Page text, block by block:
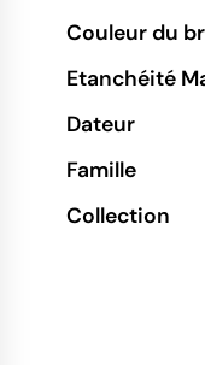
Couleur du
Etanchéité
Dateur
Famille
Collection